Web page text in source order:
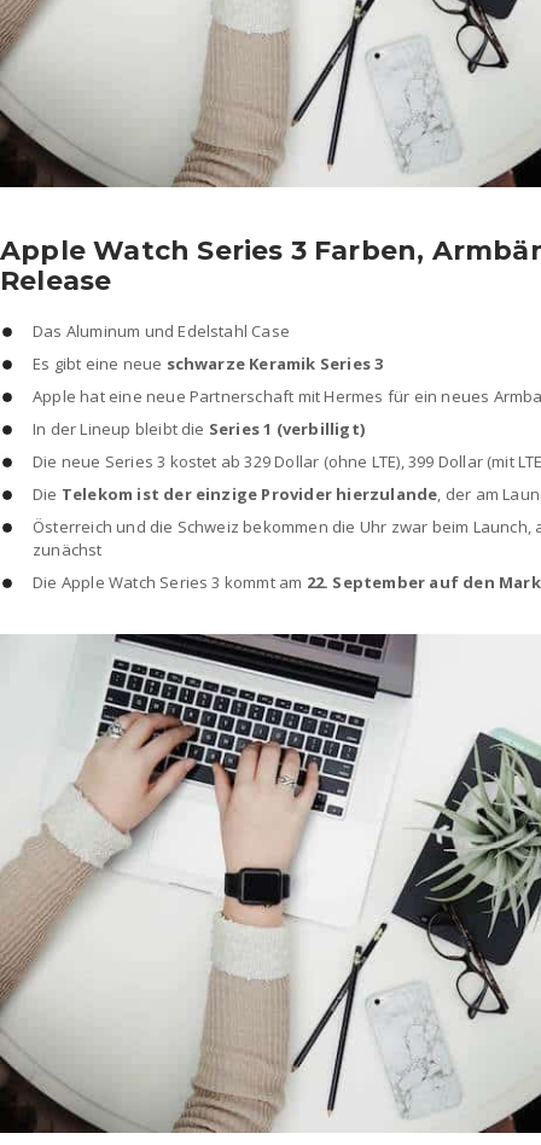
Apple Watch Series 3 Farben,
Release
Das Aluminum und Edelstahl Case
Es gibt eine neue schwarze Keramik Series 3
Apple hat eine neue Partnerschaft mit Hermes für ein neues
In der Lineup bleibt die Series 1 (verbilligt)
Die neue Series 3 kostet ab 329 Dollar (ohne LTE), 399 Dollar (mit
Die Telekom ist der einzige Provider hierzulande , der am
Österreich und die Schweiz bekommen die Uhr zwar beim Launch,
zunächst
Die Apple Watch Series 3 kommt am 22. September auf den